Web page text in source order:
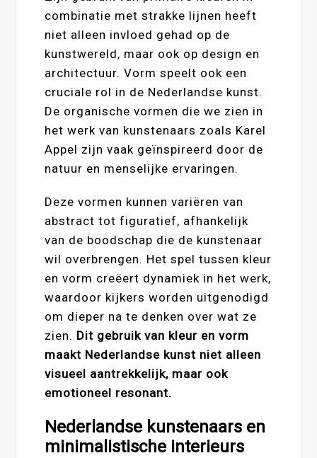
combinatie met strakke lijnen heeft
niet alleen invloed gehad op de
kunstwereld, maar ook op design en
architectuur. Vorm speelt ook een
cruciale rol in de Nederlandse kunst.
De organische vormen die we zien in
het werk van kunstenaars zoals Karel
Appel zijn vaak geïnspireerd door de
natuur en menselijke ervaringen.
Deze vormen kunnen variëren van
abstract tot figuratief, afhankelijk
van de boodschap die de kunstenaar
wil overbrengen. Het spel tussen kleur
en vorm creëert dynamiek in het werk,
waardoor kijkers worden uitgenodigd
om dieper na te denken over wat ze
zien. Dit gebruik van kleur en vorm
maakt Nederlandse kunst niet alleen
visueel aantrekkelijk, maar ook
emotioneel resonant.
Nederlandse kunstenaars en
minimalistische interieurs